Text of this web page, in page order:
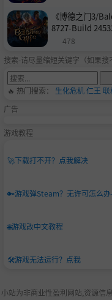
《博德之门3/
8727-Build
478
搜索-请尽量缩短关键字（如果搜
🔥 热门搜索： 生化危机仁王 联
广告
游戏教程
🚀下载打不开？点我解决
🔑游戏弹Steam？无许可怎么
🌐游戏改中文教程
🛠️游戏无法运行？点我
小站为非商业性盈利网站,资源信